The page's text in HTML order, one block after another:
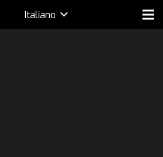
Italiano